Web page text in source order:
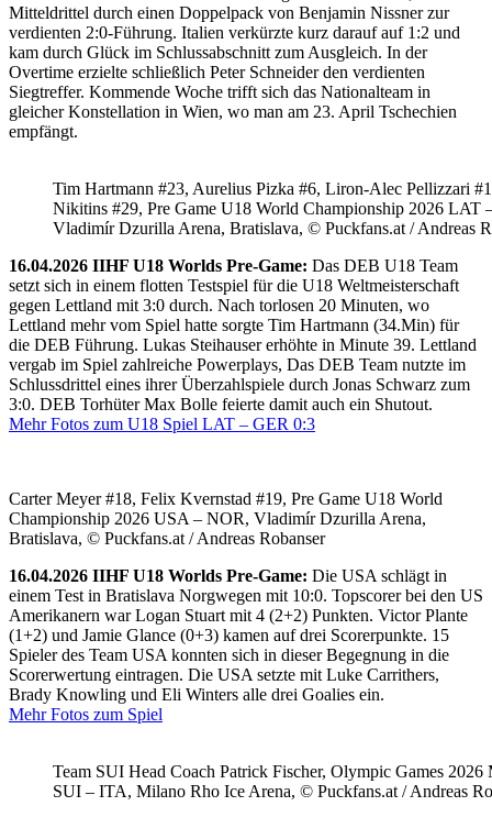
Mitteldrittel durch einen Doppelpack von Benjamin Nissner zur
verdienten 2:0-Führung. Italien verkürzte kurz darauf auf 1:2 und
kam durch Glück im Schlussabschnitt zum Ausgleich. In der
Overtime erzielte schließlich Peter Schneider den verdienten
Siegtreffer. Kommende Woche trifft sich das Nationalteam in
gleicher Konstellation in Wien, wo man am 23. April Tschechien
empfängt.
Tim Hartmann #23, Aurelius Pizka #6, Liron-Alec Pellizzari
Nikitins #29, Pre Game U18 World Championship 2026 LAT
Vladimír Dzurilla Arena, Bratislava, © Puckfans.at / Andreas
16.04.2026 IIHF U18 Worlds Pre-Game: Das DEB U18 Team
setzt sich in einem flotten Testspiel für die U18 Weltmeisterschaft
gegen Lettland mit 3:0 durch. Nach torlosen 20 Minuten, wo
Lettland mehr vom Spiel hatte sorgte Tim Hartmann (34.Min) für
die DEB Führung. Lukas Steihauser erhöhte in Minute 39. Lettland
vergab im Spiel zahlreiche Powerplays, Das DEB Team nutzte im
Schlussdrittel eines ihrer Überzahlspiele durch Jonas Schwarz zum
3:0. DEB Torhüter Max Bolle feierte damit auch ein Shutout.
Mehr Fotos zum U18 Spiel LAT – GER 0:3
Carter Meyer #18, Felix Kvernstad #19, Pre Game U18 World
Championship 2026 USA – NOR, Vladimír Dzurilla Arena,
Bratislava, © Puckfans.at / Andreas Robanser
16.04.2026 IIHF U18 Worlds Pre-Game: Die USA schlägt in
einem Test in Bratislava Norgwegen mit 10:0. Topscorer bei den US
Amerikanern war Logan Stuart mit 4 (2+2) Punkten. Victor Plante
(1+2) und Jamie Glance (0+3) kamen auf drei Scorerpunkte. 15
Spieler des Team USA konnten sich in dieser Begegnung in die
Scorerwertung eintragen. Die USA setzte mit Luke Carrithers,
Brady Knowling und Eli Winters alle drei Goalies ein.
Mehr Fotos zum Spiel
Team SUI Head Coach Patrick Fischer, Olympic Games 2026
SUI – ITA, Milano Rho Ice Arena, © Puckfans.at / Andreas